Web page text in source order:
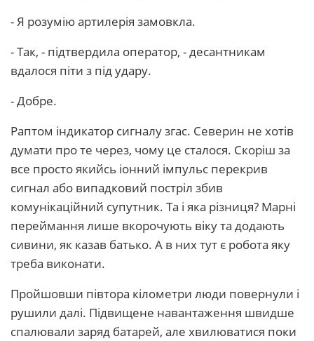
- Я розумію артилерія замовкла.
- Так, - підтвердила оператор, - десантникам
вдалося піти з під удару.
- Добре.
Раптом індикатор сигналу згас. Северин не хотів
думати про те через, чому це сталося. Скоріш за
все просто якийсь іонний імпульс перекрив
сигнал або випадковий постріл збив
комунікаційний супутник. Та і яка різниця? Марні
переймання лише вкорочують віку та додають
сивини, як казав батько. А в них тут є робота яку
треба виконати.
Пройшовши півтора кілометри люди повернули і
рушили далі. Підвищене навантаження швидше
спалювали заряд батарей, але хвилюватися поки